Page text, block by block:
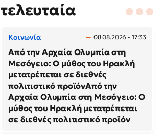
τελευταία
Κοινωνία 08.08.2026 - 17:33
Από την Αρχαία Ολυμπία στη
Μεσόγειο: Ο μύθος του Ηρακλή
μετατρέπεται σε διεθνές
πολιτιστικό προϊόνΑπό την
Αρχαία Ολυμπία στη Μεσόγειο: Ο
μύθος του Ηρακλή μετατρέπεται
σε διεθνές πολιτιστικό προϊόν